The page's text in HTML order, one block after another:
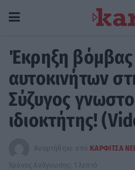
Έκρηξη βόμβας
αυτοκινήτων
Σύζυγος
ιδιοκτήτης!
Αναρτήθηκε από ΚΑΡΦΙΤΣΑ
Χρόνος Ανάγνωσης: 1 λεπτό